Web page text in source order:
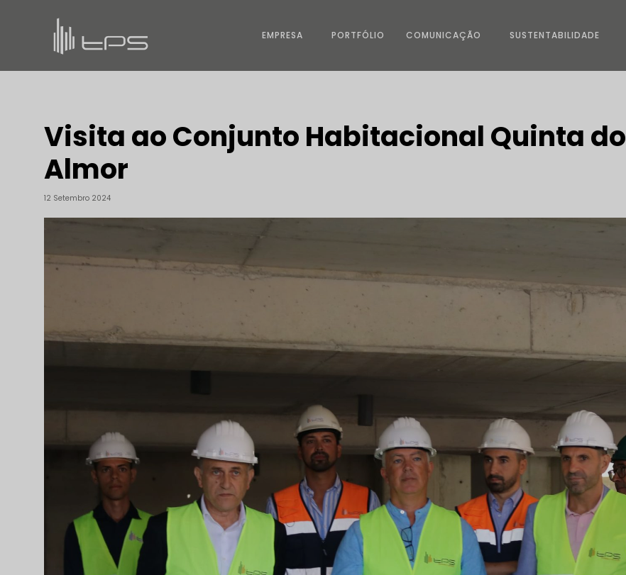
EMPRESA PORTFÓLIO COMUNICAÇÃO SUSTENTABILIDADE
Visita ao Conjunto Habitacional Quinta do
Almor
12 Setembro 2024